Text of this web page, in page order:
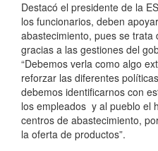
Destacó el presidente de la
los funcionarios, deben
abastecimiento, pues se
gracias a las gestiones del
“Debemos verla como algo
reforzar las diferentes
debemos identificarnos con
los empleados y al pueblo el
centros de abastecimiento,
la oferta de productos”.